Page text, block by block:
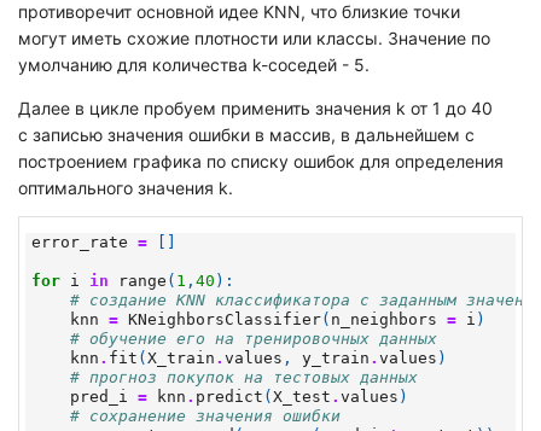
противоречит основной идее KNN, что близкие точки
могут иметь схожие плотности или классы. Значение по
умолчанию для количества k-соседей - 5.
Далее в цикле пробуем применить значения k от 1 до 40
с записью значения ошибки в массив, в дальнейшем с
построением графика по списку ошибок для определения
оптимального значения k.
error_rate =
for i in range ( 1 ,40 ):
# создание KNN классификатора с заданным
knn
= KNeighborsClassifier( n_neighbors = i )
# обучение его на тренировочных данных
knn . fit (X_train .values , y_train .values )
# прогноз покупок на тестовых данных
pred_i
= knn . predict (X_test .values )
# сохранение значения ошибки